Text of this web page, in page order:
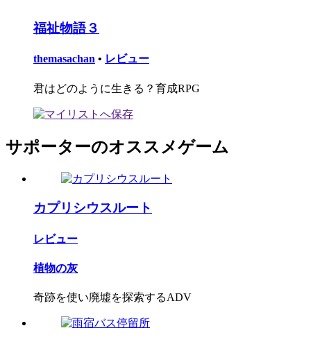
福祉物語３
themasachan • レビュー
君はどのように生きる？育成RPG
サポーターのオススメゲーム
カプリシウスルート
レビュー
植物の灰
奇跡を使い廃墟を探索するADV